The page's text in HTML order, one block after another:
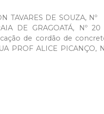
TAVARES DE SOUZA,
DE GRAGOATÁ, Nº 20
de cordão de
PROF ALICE PICANÇO,